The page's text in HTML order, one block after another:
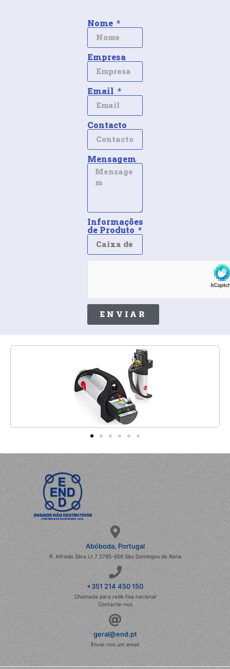
Nome
Empresa
Email
Contacto
Mensagem
Informações
de Produto
ENVIAR
ENSAIOS NÃO DESTRUTIVOS
CONTROLE DE QUALIDADE, LDA.
Abóboda, Portugal
R. Alfredo Silva Lt 7 2785-656 São Domingos de Rana
+351 214 450 150
Chamada para rede fixa nacional
Contacte-nos
geral@end.pt
Envie-nos um email